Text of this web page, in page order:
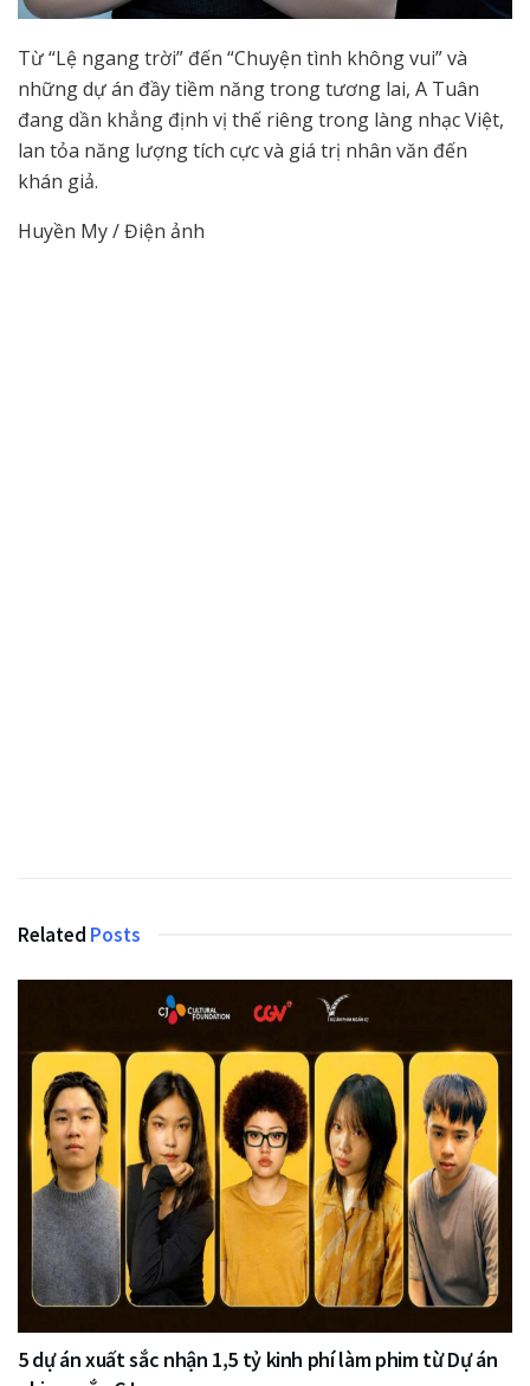
Từ “Lệ ngang trời” đến “Chuyện tình không vui” và
những dự án đầy tiềm năng trong tương lai, A Tuân
đang dần khẳng định vị thế riêng trong làng nhạc Việt,
lan tỏa năng lượng tích cực và giá trị nhân văn đến
khán giả.
Huyền My / Điện ảnh
Related Posts
5 dự án xuất sắc nhận 1,5 tỷ kinh phí làm phim từ Dự án